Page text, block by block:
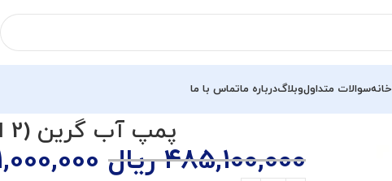
خانهسوالات متداولوبلاگدرباره ماتماس با ما
پمپ آب گرین (2 اسب 2 پروانه تک فاز)
485,100,000 ریال